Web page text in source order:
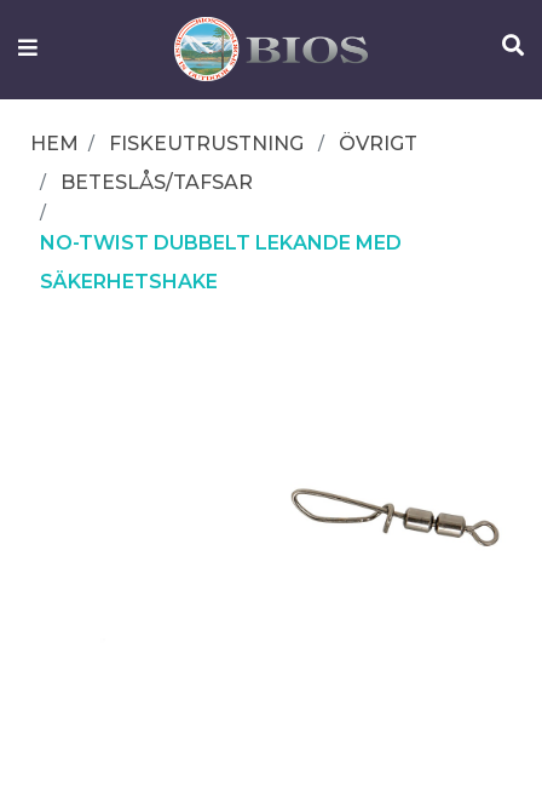
FISKEUTRUSTNING
OM
IFISH
KONTAKTA
OSS
HEM FISKEUTRUSTNING
ÖVRIGT
BETESLÅS/TAFSAR
NO-TWIST DUBBELT LEKANDE MED
SÄKERHETSHAKE